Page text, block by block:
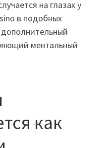
на глазах у
в подобных
дополнительный
ментальный
как